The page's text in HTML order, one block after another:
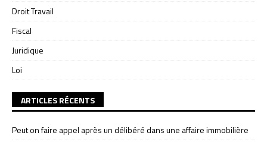
Droit Travail
Fiscal
Juridique
Loi
ARTICLES RÉCENTS
Peut on faire appel après un délibéré dans une affaire immobilière